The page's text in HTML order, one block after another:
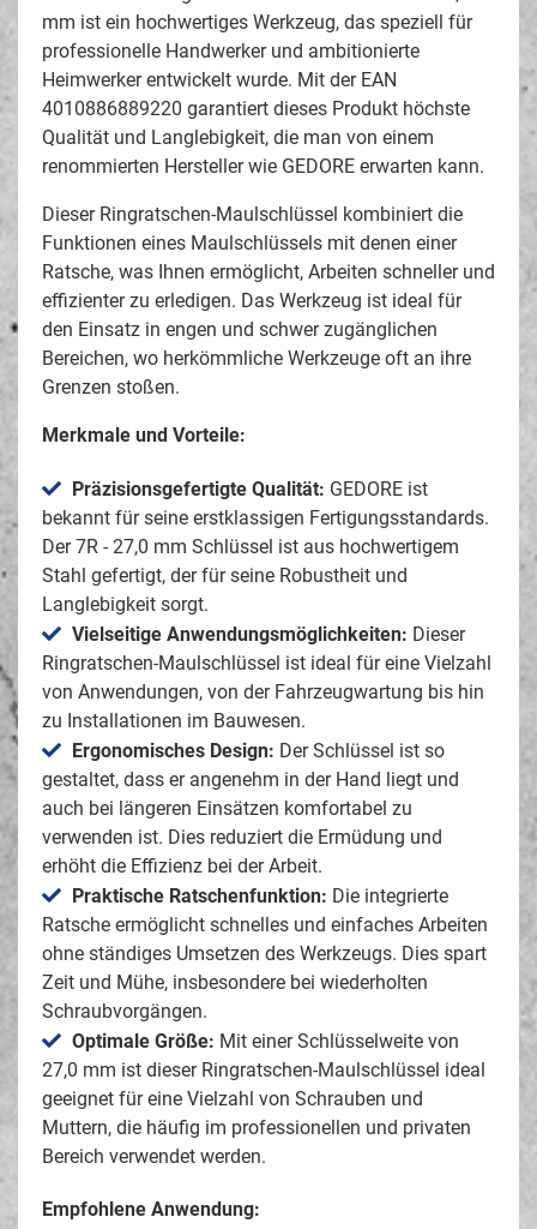
mm ist ein hochwertiges Werkzeug, das speziell für
professionelle Handwerker und ambitionierte
Heimwerker entwickelt wurde. Mit der EAN
4010886889220 garantiert dieses Produkt höchste
Qualität und Langlebigkeit, die man von einem
renommierten Hersteller wie GEDORE erwarten kann.
Dieser Ringratschen-Maulschlüssel kombiniert die
Funktionen eines Maulschlüssels mit denen einer
Ratsche, was Ihnen ermöglicht, Arbeiten schneller und
effizienter zu erledigen. Das Werkzeug ist ideal für
den Einsatz in engen und schwer zugänglichen
Bereichen, wo herkömmliche Werkzeuge oft an ihre
Grenzen stoßen.
Merkmale und Vorteile:
Präzisionsgefertigte Qualität: GEDORE ist
bekannt für seine erstklassigen Fertigungsstandards.
Der 7R - 27,0 mm Schlüssel ist aus hochwertigem
Stahl gefertigt, der für seine Robustheit und
Langlebigkeit sorgt.
Vielseitige Anwendungsmöglichkeiten: Dieser
Ringratschen-Maulschlüssel ist ideal für eine Vielzahl
von Anwendungen, von der Fahrzeugwartung bis hin
zu Installationen im Bauwesen.
Ergonomisches Design: Der Schlüssel ist so
gestaltet, dass er angenehm in der Hand liegt und
auch bei längeren Einsätzen komfortabel zu
verwenden ist. Dies reduziert die Ermüdung und
erhöht die Effizienz bei der Arbeit.
Praktische Ratschenfunktion: Die integrierte
Ratsche ermöglicht schnelles und einfaches Arbeiten
ohne ständiges Umsetzen des Werkzeugs. Dies spart
Zeit und Mühe, insbesondere bei wiederholten
Schraubvorgängen.
Optimale Größe: Mit einer Schlüsselweite von
27,0 mm ist dieser Ringratschen-Maulschlüssel ideal
geeignet für eine Vielzahl von Schrauben und
Muttern, die häufig im professionellen und privaten
Bereich verwendet werden.
Empfohlene Anwendung: